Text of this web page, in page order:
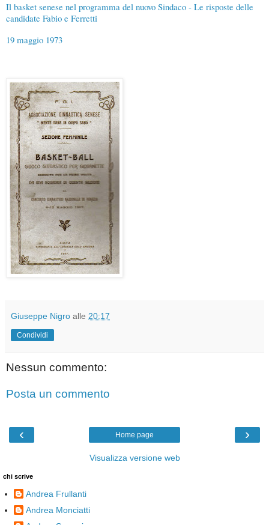
Il basket senese nel programma del nuovo Sindaco - Le risposte delle
candidate Fabio e Ferretti
19 maggio 1973
Giuseppe Nigro alle 20:17
Condividi
Nessun commento:
Posta un commento
‹ ›
Home page
Visualizza versione web
chi scrive
Andrea Frullanti
Andrea Monciatti